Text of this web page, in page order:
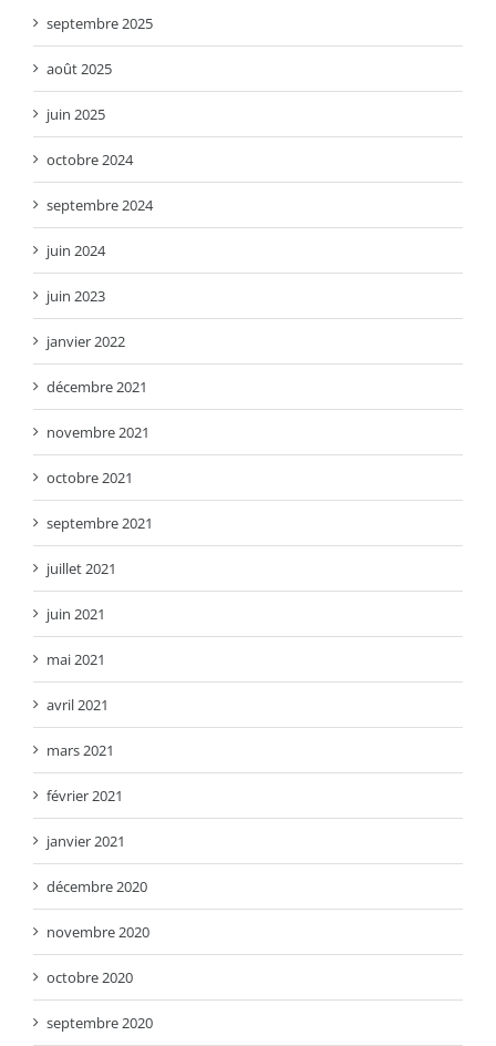
septembre 2025
août 2025
juin 2025
octobre 2024
septembre 2024
juin 2024
juin 2023
janvier 2022
décembre 2021
novembre 2021
octobre 2021
septembre 2021
juillet 2021
juin 2021
mai 2021
avril 2021
mars 2021
février 2021
janvier 2021
décembre 2020
novembre 2020
octobre 2020
septembre 2020